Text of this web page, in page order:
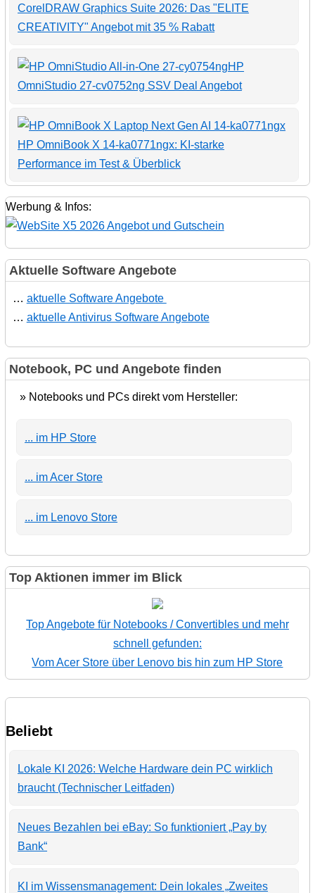
CorelDRAW Graphics Suite 2026: Das "ELITE
CREATIVITY" Angebot mit 35 % Rabatt
HP
OmniStudio 27-cv0752ng SSV Deal Angebot
HP OmniBook X 14-ka0771ngx: KI-starke
Performance im Test & Überblick
Werbung & Infos:
Aktuelle Software Angebote
… aktuelle Software Angebote
… aktuelle Antivirus Software Angebote
Notebook, PC und Angebote finden
» Notebooks und PCs direkt vom Hersteller:
... im HP Store
... im Acer Store
... im Lenovo Store
Top Aktionen immer im Blick
Top Angebote für Notebooks / Convertibles und mehr
schnell gefunden:
Vom Acer Store über Lenovo bis hin zum HP Store
Beliebt
Lokale KI 2026: Welche Hardware dein PC wirklich
braucht (Technischer Leitfaden)
Neues Bezahlen bei eBay: So funktioniert „Pay by
Bank“
KI im Wissensmanagement: Dein lokales „Zweites